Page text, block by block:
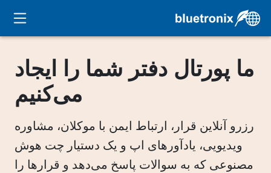
ما پورتال دفتر شما را ایجاد
می‌کنیم
رزرو آنلاین قرار، ارتباط ایمن با موکلان، مشاوره
ویدیویی، یادآورهای اپ و یک دستیار چت هوش
مصنوعی که به سوالات پاسخ می‌دهد و قرارها را